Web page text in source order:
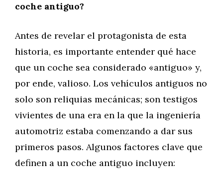
coche antiguo?
Antes de revelar el protagonista de esta
historia, es importante entender qué hace
que un coche sea considerado «antiguo» y,
por ende, valioso. Los vehículos antiguos no
solo son reliquias mecánicas; son testigos
vivientes de una era en la que la ingeniería
automotriz estaba comenzando a dar sus
primeros pasos. Algunos factores clave que
definen a un coche antiguo incluyen: